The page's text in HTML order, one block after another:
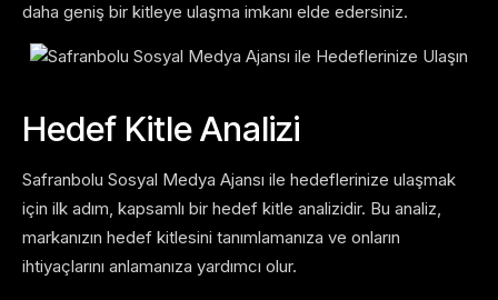
daha geniş bir kitleye ulaşma imkanı elde edersiniz.
Hedef Kitle Analizi
Safranbolu Sosyal Medya Ajansı ile hedeflerinize ulaşmak
için ilk adım, kapsamlı bir hedef kitle analizidir. Bu analiz,
markanızın hedef kitlesini tanımlamanıza ve onların
ihtiyaçlarını anlamanıza yardımcı olur.